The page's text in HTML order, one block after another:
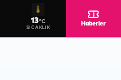
13°C
SICAKLIK
Haberler